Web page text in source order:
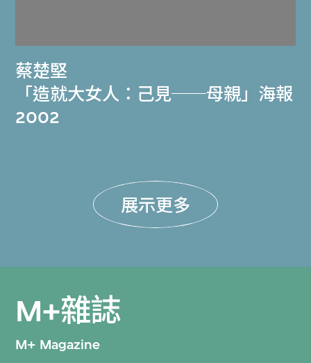
蔡楚堅
「造就大女人：己見──母親」海報
2002
展示更多
M+雜誌
M+ Magazine